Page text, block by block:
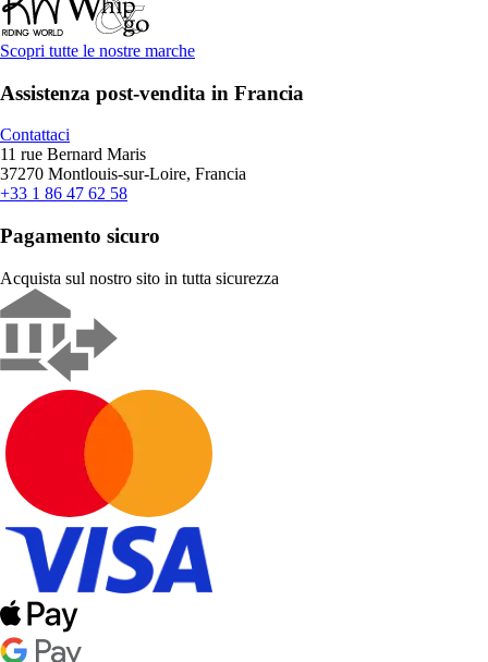
Scopri tutte le nostre marche
Assistenza post-vendita in Francia
Contattaci
11 rue Bernard Maris
37270 Montlouis-sur-Loire, Francia
+33 1 86 47 62 58
Pagamento sicuro
Acquista sul nostro sito in tutta sicurezza